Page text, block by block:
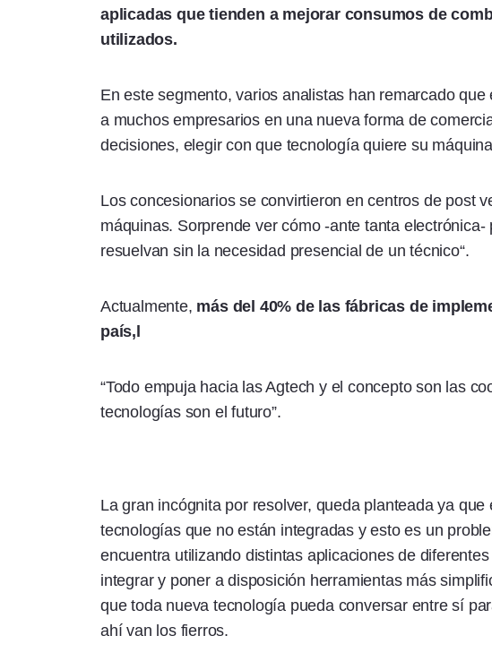
aplicadas que tienden a mejorar consumos de
utilizados.
En este segmento, varios analistas han remarcado
a muchos empresarios en una nueva forma de
decisiones, elegir con que tecnología quiere su
Los concesionarios se convirtieron en centros de post
máquinas. Sorprende ver cómo -ante tanta
resuelvan sin la necesidad presencial de un técnico“.
Actualmente, más del 40% de las fábricas de
país,l
“Todo empuja hacia las Agtech y el concepto son las
tecnologías son el futuro”.
La gran incógnita por resolver, queda planteada ya
tecnologías que no están integradas y esto es un
encuentra utilizando distintas aplicaciones de
integrar y poner a disposición herramientas más
que toda nueva tecnología pueda conversar entre sí
ahí van los fierros.